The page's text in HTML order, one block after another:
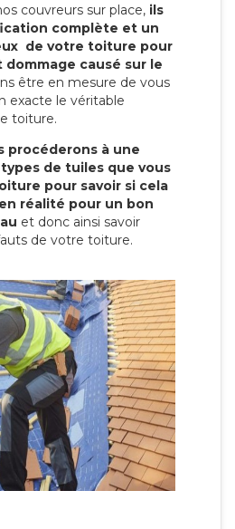
couvreurs sur place, ils
complète et un
de votre toiture pour
causé sur le
être en mesure de vous
exacte le véritable
toiture.
procéderons à une
de tuiles que vous
pour savoir si cela
réalité pour un bon
et donc ainsi savoir
de votre toiture.